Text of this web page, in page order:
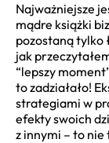
Najważniejsze
mądre książki
pozostaną tylko
jak
“lepszy
to zadziałało!
strategiami w
efekty swoich
z innymi – to